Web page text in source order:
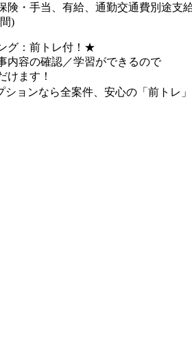
保険・手当、有給、通勤交通費別
)
グ：前トレ付！★
内容の確認／学習ができるので
けます！
ョンなら全案件、安心の「前トレ